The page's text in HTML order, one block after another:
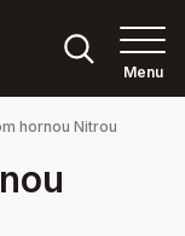
Menu
hornou Nitrou